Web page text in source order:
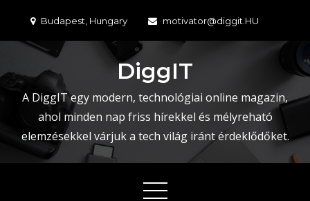
content
Budapest, Hungary motivator@diggit.HU
DiggIT
A DiggIT egy modern, technológiai online magazin,
ahol minden nap friss hírekkel és mélyreható
elemzésekkel várjuk a tech világ iránt érdeklődőket.